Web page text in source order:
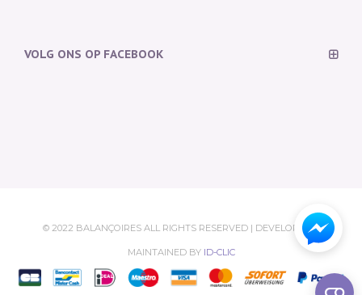
VOLG ONS OP FACEBOOK
© 2022 BALANÇOIRES ALL RIGHTS RESERVED | DEVELOPED &
MAINTAINED BY ID-CLIC